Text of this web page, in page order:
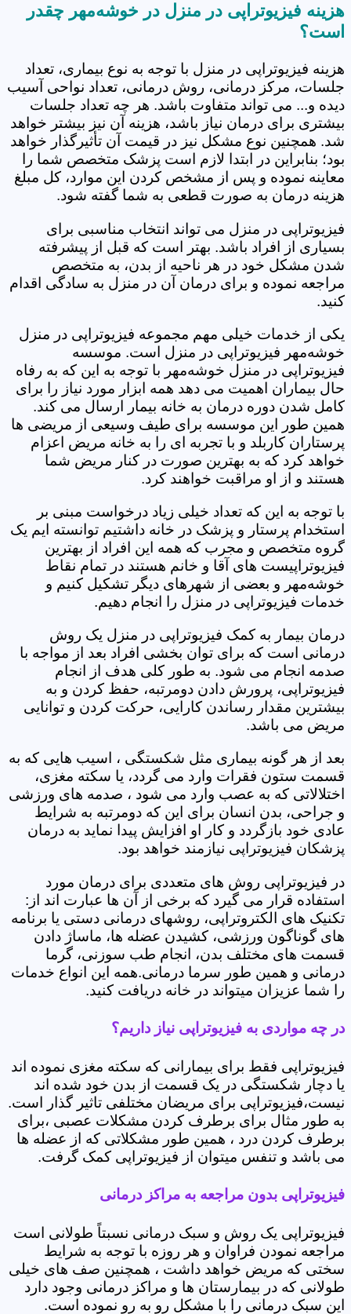
هزینه فیزیوتراپی در منزل در خوشه‌مهر چقدر
است؟
هزینه فیزیوتراپی در منزل با توجه به نوع بیماری، تعداد
جلسات، مرکز درمانی، روش درمانی، تعداد نواحی آسیب
دیده و... می تواند متفاوت باشد. هر چه تعداد جلسات
بیشتری برای درمان نیاز باشد، هزینه آن نیز بیشتر خواهد
شد. همچنین نوع مشکل نیز در قیمت آن تأثیرگذار خواهد
بود؛ بنابراین در ابتدا لازم است پزشک متخصص شما را
معاینه نموده و پس از مشخص کردن این موارد، کل مبلغ
هزینه درمان به صورت قطعی به شما گفته شود.
فیزیوتراپی در منزل می تواند انتخاب مناسبی برای
بسیاری از افراد باشد. بهتر است که قبل از پیشرفته
شدن مشکل خود در هر ناحیه از بدن، به متخصص
مراجعه نموده و برای درمان آن در منزل به سادگی اقدام
کنید.
یکی از خدمات خیلی مهم مجموعه فیزیوتراپی در منزل
خوشه‌مهر فیزیوتراپی در منزل است. موسسه
فیزیوتراپی در منزل خوشه‌مهر با توجه به این که به رفاه
حال بیماران اهمیت می دهد همه ابزار مورد نیاز را برای
کامل شدن دوره درمان به خانه بیمار ارسال می کند.
همین طور این موسسه برای طیف وسیعی از مریضی ها
پرستاران کاربلد و با تجربه ای را به خانه مریض اعزام
خواهد کرد که به بهترین صورت در کنار مریض شما
هستند و از او مراقبت خواهند کرد.
با توجه به این که تعداد خیلی زیاد درخواست مبنی بر
استخدام پرستار و پزشک در خانه داشتیم توانسته ایم یک
گروه متخصص و مجرب که همه این افراد از بهترین
فیزیوتراپیست های آقا و خانم هستند در تمام نقاط
خوشه‌مهر و بعضی از شهرهای دیگر تشکیل کنیم و
خدمات فیزیوتراپی در منزل را انجام دهیم.
درمان بیمار به کمک فیزیوتراپی در منزل یک روش
درمانی است که برای توان بخشی افراد بعد از مواجه با
صدمه انجام می شود. به طور کلی هدف از انجام
فیزیوتراپی، پرورش دادن دومرتبه، حفظ کردن و به
بیشترین مقدار رساندن کارایی، حرکت کردن و توانایی
مریض می باشد.
بعد از هر گونه بیماری مثل شکستگی ، اسیب هایی که به
قسمت ستون فقرات وارد می گردد، یا سکته مغزی،
اختلالاتی که به عصب وارد می شود ، صدمه های ورزشی
و جراحی، بدن انسان برای این که دومرتبه به شرایط
عادی خود بازگردد و کار او افزایش پیدا نماید به درمان
پزشکان فیزیوتراپی نیازمند خواهد بود.
در فیزیوتراپی روش های متعددی برای درمان مورد
استفاده قرار می گیرد که برخی از آن ها عبارت اند از:
تکنیک های الکتروتراپی، روشهای درمانی دستی یا برنامه
های گوناگون ورزشی، کشیدن عضله ها، ماساژ دادن
قسمت های مختلف بدن، انجام طب سوزنی، گرما
درمانی و همین طور سرما درمانی.همه این انواع خدمات
را شما عزیزان میتواند در خانه دریافت کنید.
در چه مواردی به فیزیوتراپی نیاز داریم؟
فیزیوتراپی فقط برای بیمارانی که سکته مغزی نموده اند
یا دچار شکستگی در یک قسمت از بدن خود شده اند
نیست،فیزیوتراپی برای مریضان مختلفی تاثیر گذار است.
به طور مثال برای برطرف کردن مشکلات عصبی ،برای
برطرف کردن درد ، همین طور مشکلاتی که از عضله ها
می باشد و تنفس میتوان از فیزیوتراپی کمک گرفت.
فیزیوتراپی بدون مراجعه به مراکز درمانی
فیزیوتراپی یک روش و سبک درمانی نسبتاً طولانی است
مراجعه نمودن فراوان و هر روزه با توجه به شرایط
سختی که مریض خواهد داشت ، همچنین صف های خیلی
طولانی که در بیمارستان ها و مراکز درمانی وجود دارد
این سبک درمانی را با مشکل رو به رو نموده است.